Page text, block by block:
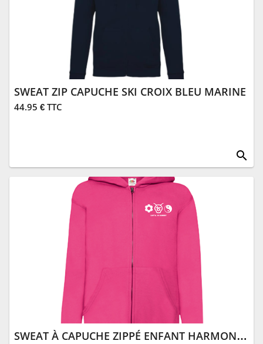
SWEAT ZIP CAPUCHE SKI CROIX BLEU MARINE
44.95 € TTC
search
SWEAT À CAPUCHE ZIPPÉ ENFANT HARMONY FUCHSIA